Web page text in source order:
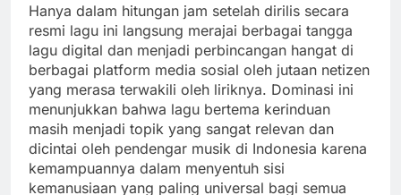
Hanya dalam hitungan jam setelah dirilis secara
resmi lagu ini langsung merajai berbagai tangga
lagu digital dan menjadi perbincangan hangat di
berbagai platform media sosial oleh jutaan netizen
yang merasa terwakili oleh liriknya. Dominasi ini
menunjukkan bahwa lagu bertema kerinduan
masih menjadi topik yang sangat relevan dan
dicintai oleh pendengar musik di Indonesia karena
kemampuannya dalam menyentuh sisi
kemanusiaan yang paling universal bagi semua